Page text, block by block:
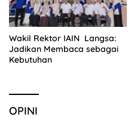
Wakil Rektor IAIN Langsa:
Jadikan Membaca sebagai
Kebutuhan
OPINI